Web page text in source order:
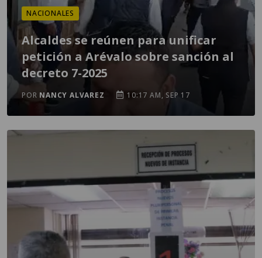
NACIONALES
Alcaldes se reúnen para unificar
petición a Arévalo sobre sanción al
decreto 7-2025
POR NANCY ALVAREZ 10:17 AM, SEP 17